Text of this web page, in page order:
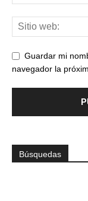
Guardar mi
navegador la
Búsquedas